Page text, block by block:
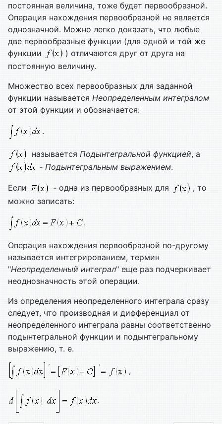
постоянная величина, тоже будет первообразной.
Операция нахождения первообразной не является
однозначной. Можно легко доказать, что любые
две первообразные функции (для одной и той же
функции
) отличаются друг от друга на
постоянную величину.
Множество всех первообразных для заданной
функции называется Неопределенным интегралом
от этой функции и обозначается:
.
называется Подынтегральной функцией, а
‑ Подынтегральным выражением.
Если ‑ одна из первообразных для
, то
можно записать:
.
Операция нахождения первообразной по-другому
называется интегрированием, термин
"Неопределенный интеграл" еще раз подчеркивает
неоднозначность этой операции.
Из определения неопределенного интеграла сразу
следует, что производная и дифференциал от
неопределенного интеграла равны соответственно
подынтегральной функции и подынтегральному
выражению, т. е.
,
.